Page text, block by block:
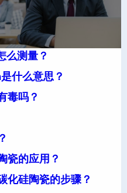
么测量？
什么意思？
毒吗？
瓷的应用？
化硅陶瓷的步骤？